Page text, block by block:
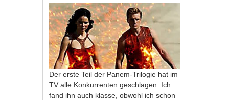
Der erste Teil der Panem-Trilogie hat im
TV alle Konkurrenten geschlagen. Ich
fand ihn auch klasse, obwohl ich schon